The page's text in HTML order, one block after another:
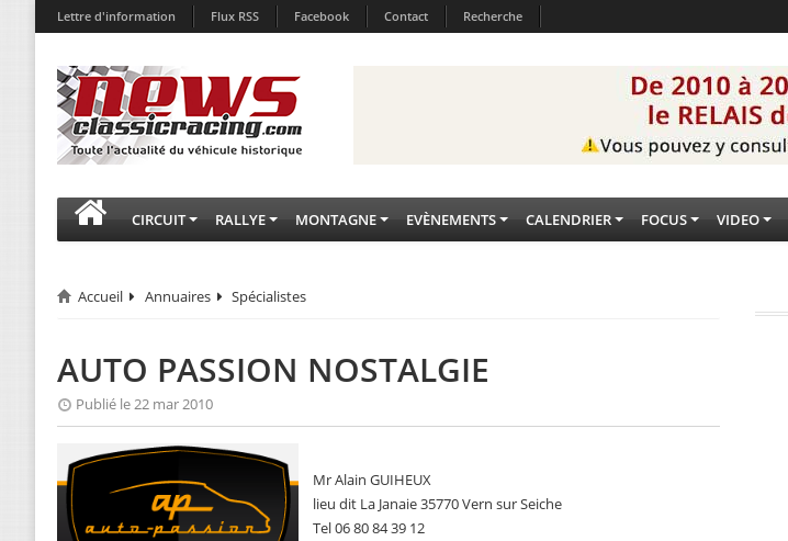
Lettre d'information Flux RSS Facebook Contact Recherche
CIRCUIT RALLYE MONTAGNE EVÈNEMENTS CALENDRIER FOCUS VIDEO
Accueil Annuaires Spécialistes
AUTO PASSION NOSTALGIE
Publié le 22 mar 2010
Mr Alain GUIHEUX
lieu dit La Janaie 35770 Vern sur Seiche
Tel 06 80 84 39 12